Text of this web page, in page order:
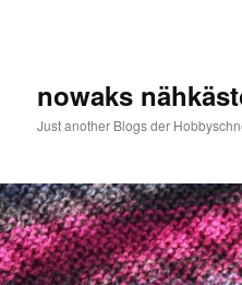
nowaks
Just another Blogs der